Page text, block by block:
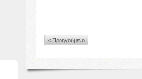
< Προηγούμενο